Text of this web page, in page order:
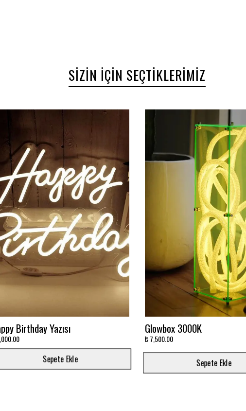
SIZIN İÇIN SEÇTIKLERIMIZ
Mavi Sonsuzluk Aynası
Sepete Ekle
Ay'da Yatan Astronot
Baskılı
₺ 5,500.00